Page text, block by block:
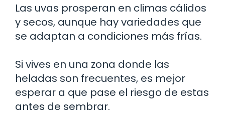
Las uvas prosperan en climas cálidos
y secos, aunque hay variedades que
se adaptan a condiciones más frías.
Si vives en una zona donde las
heladas son frecuentes, es mejor
esperar a que pase el riesgo de estas
antes de sembrar.